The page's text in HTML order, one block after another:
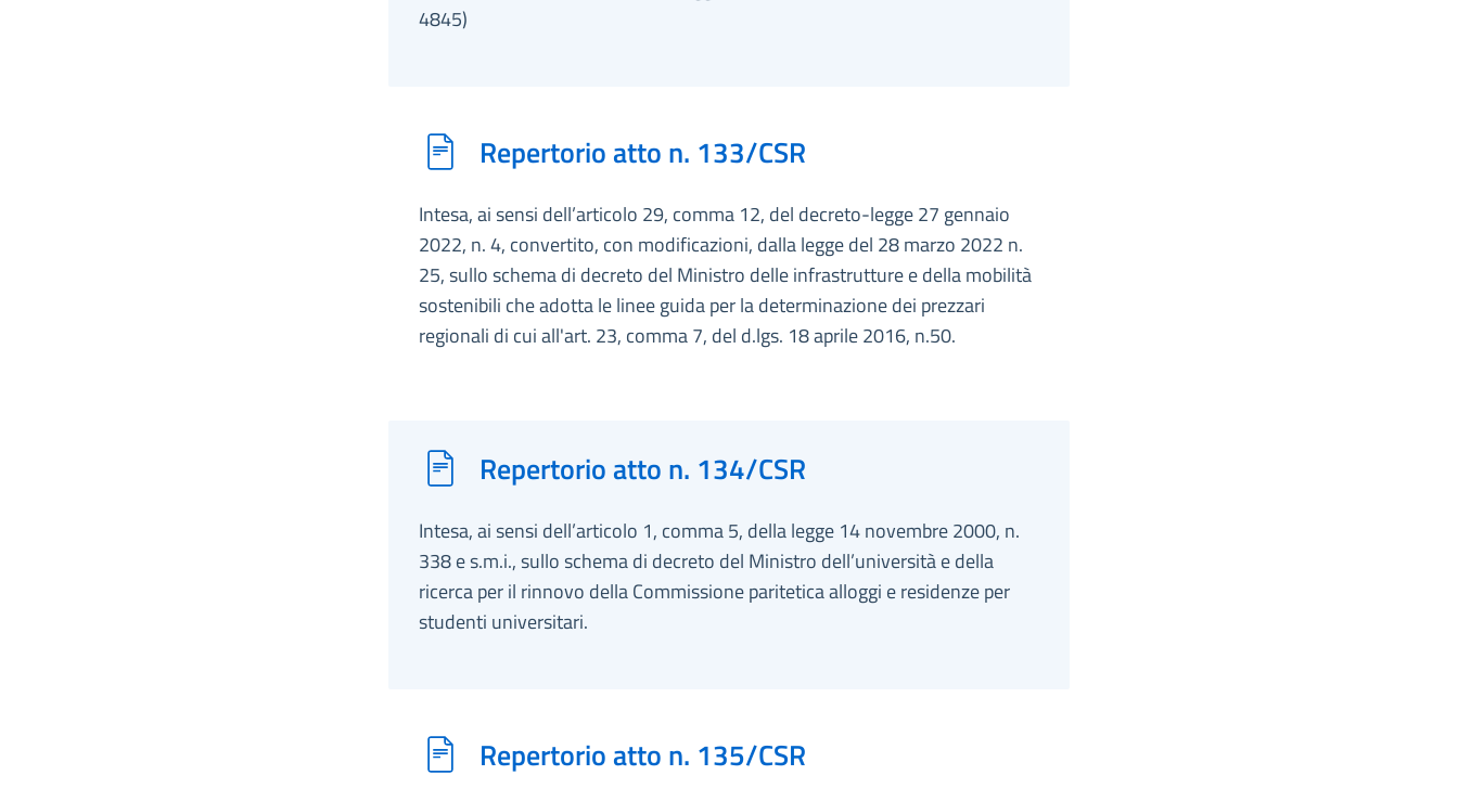
4845)
Repertorio atto n. 133/CSR
Intesa, ai sensi dell’articolo 29, comma 12, del decreto-legge 27 gennaio
2022, n. 4, convertito, con modificazioni, dalla legge del 28 marzo 2022 n.
25, sullo schema di decreto del Ministro delle infrastrutture e della mobilità
sostenibili che adotta le linee guida per la determinazione dei prezzari
regionali di cui all'art. 23, comma 7, del d.lgs. 18 aprile 2016, n.50.
Repertorio atto n. 134/CSR
Intesa, ai sensi dell’articolo 1, comma 5, della legge 14 novembre 2000, n.
338 e s.m.i., sullo schema di decreto del Ministro dell’università e della
ricerca per il rinnovo della Commissione paritetica alloggi e residenze per
studenti universitari.
Repertorio atto n. 135/CSR